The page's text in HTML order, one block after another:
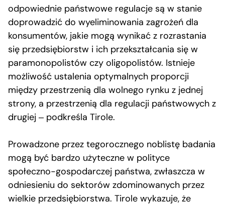
odpowiednie państwowe regulacje są w stanie
doprowadzić do wyeliminowania zagrożeń dla
konsumentów, jakie mogą wynikać z rozrastania
się przedsiębiorstw i ich przekształcania się w
paramonopolistów czy oligopolistów. Istnieje
możliwość ustalenia optymalnych proporcji
między przestrzenią dla wolnego rynku z jednej
strony, a przestrzenią dla regulacji państwowych z
drugiej ‒ podkreśla Tirole.
Prowadzone przez tegorocznego noblistę badania
mogą być bardzo użyteczne w polityce
społeczno-gospodarczej państwa, zwłaszcza w
odniesieniu do sektorów zdominowanych przez
wielkie przedsiębiorstwa. Tirole wykazuje, że